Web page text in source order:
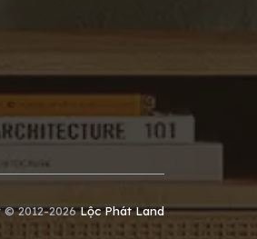
© 2012-2026Lộc Phát Land